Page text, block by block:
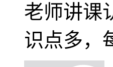
老师讲课
识点多，